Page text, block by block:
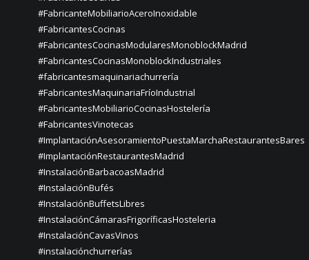
#FabricanteMobiliarioAceroInoxidable
#FabricantesCocinas
#FabricantesCocinasModularesMonoblockMadrid
#FabricantesCocinasMonoblockIndustriales
#fabricantesmaquinariachurrería
#FabricantesMaquinariaFríoIndustrial
#FabricantesMobiliarioCocinasHostelería
#FabricantesVinotecas
#ImplantaciónAsesoramientoPuestaMarchaRestaurantesBares
#ImplantaciónRestaurantesMadrid
#InstalaciónBarbacoasMadrid
#InstalaciónBufés
#InstalaciónBuffetsLibres
#InstalaciónCámarasFrigoríficasHosteleria
#InstalaciónCavasVinos
#instalaciónchurrerías